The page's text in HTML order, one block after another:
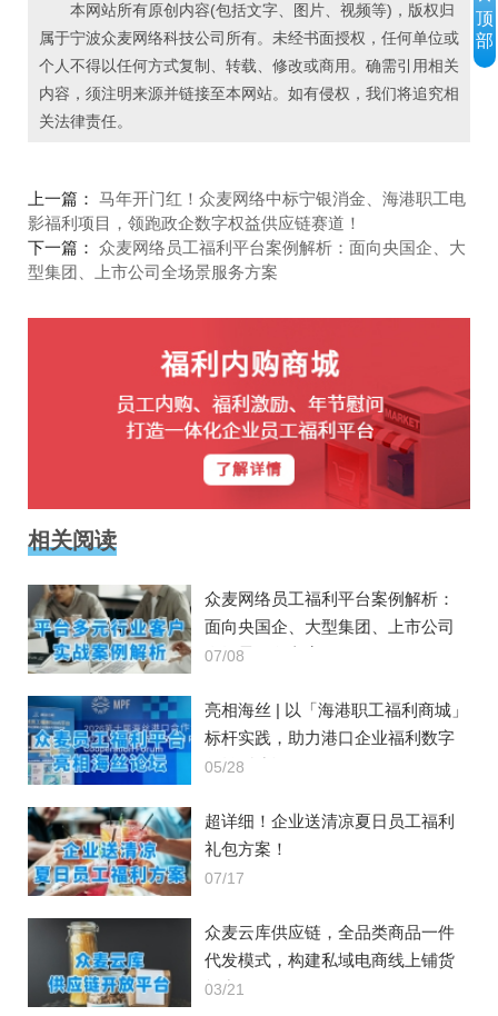
本网站所有原创内容(包括文字、图片、视频等)，版权归
属于宁波众麦网络科技公司所有。未经书面授权，任何单位或
个人不得以任何方式复制、转载、修改或商用。确需引用相关
内容，须注明来源并链接至本网站。如有侵权，我们将追究相
关法律责任。
上一篇： 马年开门红！众麦网络中标宁银消金、海港职工电
影福利项目，领跑政企数字权益供应链赛道！
下一篇： 众麦网络员工福利平台案例解析：面向央国企、大
型集团、上市公司全场景服务方案
相关阅读
众麦网络员工福利平台案例解析：
面向央国企、大型集团、上市公司
全场景服务方案
07/08
亮相海丝 | 以「海港职工福利商城」
标杆实践，助力港口企业福利数字
化转型建设
05/28
超详细！企业送清凉夏日员工福利
礼包方案！
07/17
众麦云库供应链，全品类商品一件
代发模式，构建私域电商线上铺货
能力
03/21
顶
部